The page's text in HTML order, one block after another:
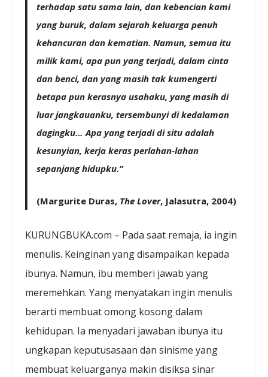
terhadap satu sama lain, dan kebencian kami
yang buruk, dalam sejarah keluarga penuh
kehancuran dan kematian. Namun, semua itu
milik kami, apa pun yang terjadi, dalam cinta
dan benci, dan yang masih tak kumengerti
betapa pun kerasnya usahaku, yang masih di
luar jangkauanku, tersembunyi di kedalaman
dagingku… Apa yang terjadi di situ adalah
kesunyian, kerja keras perlahan-lahan
sepanjang hidupku.”
(Margurite Duras, The Lover, Jalasutra, 2004)
KURUNGBUKA.com – Pada saat remaja, ia ingin
menulis. Keinginan yang disampaikan kepada
ibunya. Namun, ibu memberi jawab yang
meremehkan. Yang menyatakan ingin menulis
berarti membuat omong kosong dalam
kehidupan. Ia menyadari jawaban ibunya itu
ungkapan keputusasaan dan sinisme yang
membuat keluarganya makin disiksa sinar